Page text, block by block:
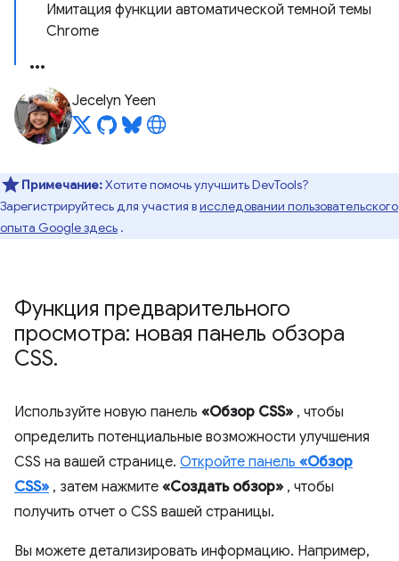
Имитация функции автоматической темной темы
Chrome
Jecelyn Yeen
Примечание:Хотите помочь улучшить DevTools?
Зарегистрируйтесь для участия висследовании пользовательского
опыта Google здесь .
Функция предварительного
просмотра: новая панель обзора
CSS.
Используйте новую панель «Обзор CSS» , чтобы
определить потенциальные возможности улучшения
CSS на вашей странице. Откройте панель «Обзор
CSS» , затем нажмите «Создать обзор» , чтобы
получить отчет о CSS вашей страницы.
Вы можете детализировать информацию. Например,